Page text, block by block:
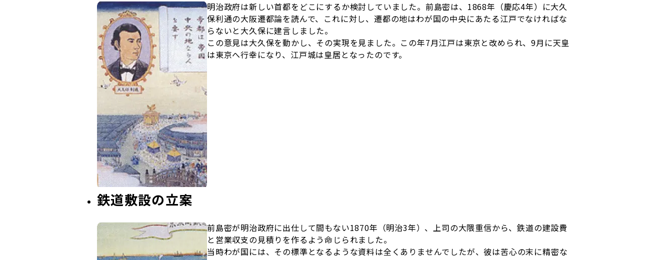
明治政府は新しい首都をどこにするか検討していました。前島密は、1868年（慶応4年）に大久
保利通の大阪遷都論を読んで、これに対し、遷都の地はわが国の中央にあたる江戸でなければな
らないと大久保に建言しました。
この意見は大久保を動かし、その実現を見ました。この年7月江戸は東京と改められ、9月に天皇
は東京へ行幸になり、江戸城は皇居となったのです。
鉄道敷設の立案
前島密が明治政府に出仕して間もない1870年（明治3年）、上司の大隈重信から、鉄道の建設費
と営業収支の見積りを作るよう命じられました。
当時わが国には、その標準となるような資料は全くありませんでしたが、彼は苦心の末に精密な